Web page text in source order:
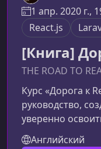
1 апр. 2020 г.,
React.js
[Книга]
THE ROAD TO
Курс «Дорога к
руководство,
уверенно
продвинутые
Английский